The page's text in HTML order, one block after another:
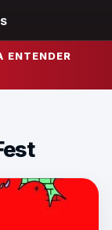
ENTENDER